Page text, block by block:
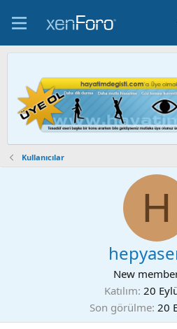
Kullanıcılar
H
New
Katılım 20
Son görülme 20